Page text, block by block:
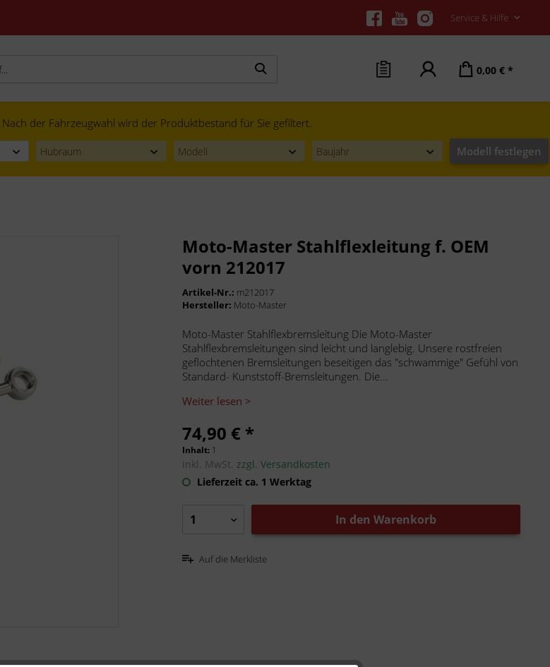
Service & Hilfe
0,00 € *
Nach der Fahrzeugwahl wird der Produktbestand für Sie gefiltert.
Modell festlegen
Moto-Master Stahlflexleitung f. OEM
vorn 212017
Artikel-Nr.: m212017
Hersteller: Moto-Master
Moto-Master Stahlflexbremsleitung Die Moto-Master
Stahlflexbremsleitungen sind leicht und langlebig. Unsere rostfreien
geflochtenen Bremsleitungen beseitigen das "schwammige" Gefühl von
Standard- Kunststoff-Bremsleitungen. Die...
Weiter lesen >
74,90 € *
Inhalt: 1
inkl. MwSt.zzgl. Versandkosten
Lieferzeit ca. 1 Werktag
In den Warenkorb
Auf die Merkliste